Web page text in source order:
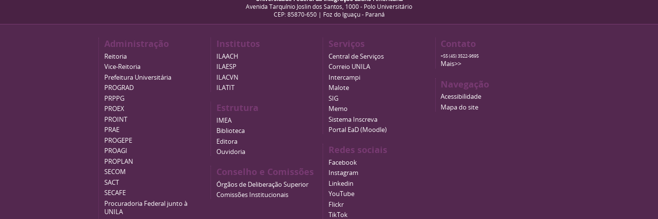
Avenida Tarquínio Joslin dos Santos, 1000 - Polo Universitário
CEP: 85870-650 | Foz do Iguaçu - Paraná
Administração
Reitoria
Vice-Reitoria
Prefeitura Universitária
PROGRAD
PRPPG
PROEX
PROINT
PRAE
PROGEPE
PROAGI
PROPLAN
SECOM
SACT
SECAFE
Procuradoria Federal junto à
UNILA
Institutos
ILAACH
ILAESP
ILACVN
ILATIT
Estrutura
IMEA
Biblioteca
Editora
Ouvidoria
Conselho e Comissões
Órgãos de Deliberação Superior
Comissões Institucionais
Serviços
Central de Serviços
Correio UNILA
Intercampi
Malote
SIG
Memo
Sistema Inscreva
Portal EaD (Moodle)
Redes sociais
Facebook
Instagram
Linkedin
YouTube
Flickr
TikTok
Contato
+55 (45) 3522-9695
Mais>>
Navegação
Acessibilidade
Mapa do site